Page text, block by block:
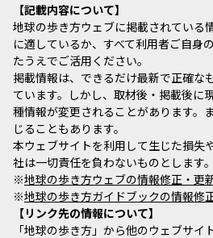
記載内容について
地球の歩き方ウェブに掲載されている
に適しているか、すべて利用者ご自身
たうえでご活用ください。
掲載情報は、できるだけ最新で正確な
ています。しかし、取材後・掲載後に
種情報が変更されることがあります。
じることもあります。
本ウェブサイトを利用して生じた損失
社は一切責任を負わないものとします。
※地球の歩き方ウェブの情報修正・更
※地球の歩き方ガイドブックの情報修
リンク先の情報について
「地球の歩き方」から他のウェブサイ